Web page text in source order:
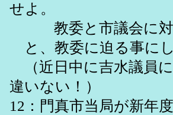
せよ。
教委と市議会に対
と、教委に迫る事にし
（近日中に吉水議員
違いない！）
12：門真市当局が新年